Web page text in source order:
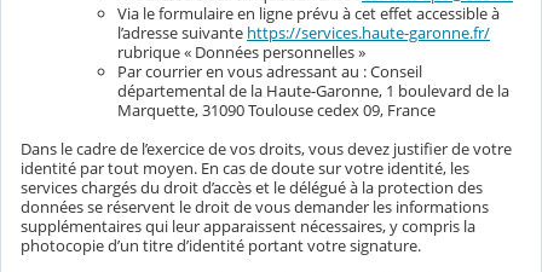
Via le formulaire en ligne prévu à cet effet accessible à
l’adresse suivante https://services.haute-garonne.fr/
rubrique « Données personnelles »
Par courrier en vous adressant au : Conseil
départemental de la Haute-Garonne, 1 boulevard de la
Marquette, 31090 Toulouse cedex 09, France
Dans le cadre de l’exercice de vos droits, vous devez justifier de votre
identité par tout moyen. En cas de doute sur votre identité, les
services chargés du droit d’accès et le délégué à la protection des
données se réservent le droit de vous demander les informations
supplémentaires qui leur apparaissent nécessaires, y compris la
photocopie d’un titre d’identité portant votre signature.